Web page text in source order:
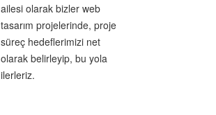
ailesi olarak bizler web
tasarım projelerinde, proje
süreç hedeflerimizi net
olarak belirleyip, bu yola
ilerleriz.